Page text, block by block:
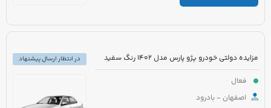
مزایده دولتی خودرو پژو پارس مدل 1402 رنگ سفید
فعال
اصفهان - بادرود
در انتظار ارسال پیشنهاد